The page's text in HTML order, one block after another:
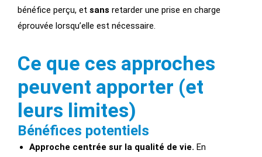
bénéfice perçu, et sans retarder une prise en charge
éprouvée lorsqu’elle est nécessaire.
Ce que ces approches
peuvent apporter (et
leurs limites)
Bénéfices potentiels
Approche centrée sur la qualité de vie. En